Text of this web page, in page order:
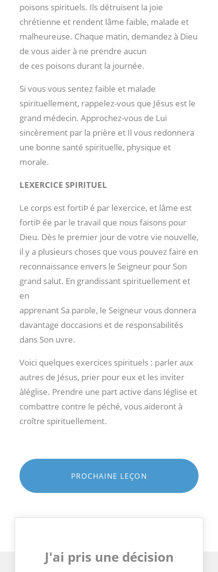
poisons spirituels. Ils détruisent la joie
chrétienne et rendent lâme faible, malade et
malheureuse. Chaque matin, demandez à Dieu
de vous aider à ne prendre aucun
de ces poisons durant la journée.
Si vous vous sentez faible et malade
spirituellement, rappelez-vous que Jésus est le
grand médecin. Approchez-vous de Lui
sincèrement par la prière et Il vous redonnera
une bonne santé spirituelle, physique et
morale.
LEXERCICE SPIRITUEL
Le corps est fortiÞ é par lexercice, et lâme est
fortiÞ ée par le travail que nous faisons pour
Dieu. Dès le premier jour de votre vie nouvelle,
il y a plusieurs choses que vous pouvez faire en
reconnaissance envers le Seigneur pour Son
grand salut. En grandissant spirituellement et
en
apprenant Sa parole, le Seigneur vous donnera
davantage doccasions et de responsabilités
dans Son uvre.
Voici quelques exercices spirituels : parler aux
autres de Jésus, prier pour eux et les inviter
àléglise. Prendre une part active dans léglise et
combattre contre le péché, vous aideront à
croître spirituellement.
PROCHAINE LEÇON
J'ai pris une décision